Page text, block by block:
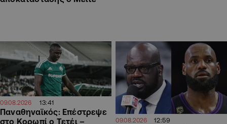
09.08.2026 13:41
Παναθηναϊκός: Επέστρεψε
στο Κορωπί ο Τετέι –
09.08.2026 12:59